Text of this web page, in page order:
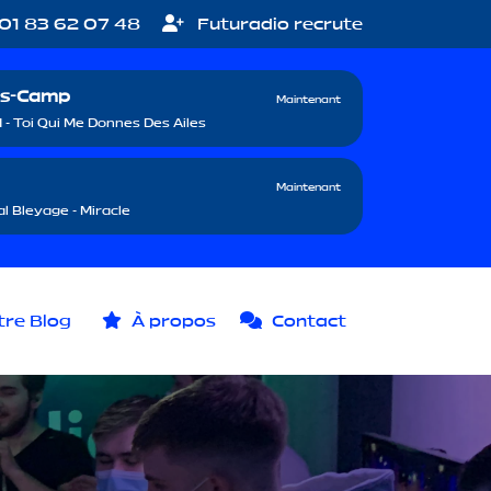
83 62 07 48 Futuradio recrute
Camp Maintenant
- Toi Qui Me Donnes Des Ailes
Maintenant
Bleyage - Miracle
Blog À propos Contact